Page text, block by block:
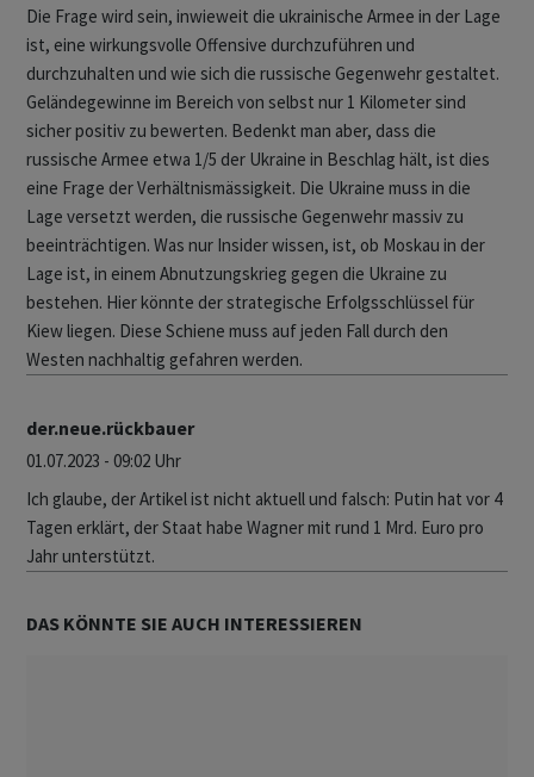
Die Frage wird sein, inwieweit die ukrainische Armee in der Lage
ist, eine wirkungsvolle Offensive durchzuführen und
durchzuhalten und wie sich die russische Gegenwehr gestaltet.
Geländegewinne im Bereich von selbst nur 1 Kilometer sind
sicher positiv zu bewerten. Bedenkt man aber, dass die
russische Armee etwa 1/5 der Ukraine in Beschlag hält, ist dies
eine Frage der Verhältnismässigkeit. Die Ukraine muss in die
Lage versetzt werden, die russische Gegenwehr massiv zu
beeinträchtigen. Was nur Insider wissen, ist, ob Moskau in der
Lage ist, in einem Abnutzungskrieg gegen die Ukraine zu
bestehen. Hier könnte der strategische Erfolgsschlüssel für
Kiew liegen. Diese Schiene muss auf jeden Fall durch den
Westen nachhaltig gefahren werden.
der.neue.rückbauer
01.07.2023 - 09:02 Uhr
Ich glaube, der Artikel ist nicht aktuell und falsch: Putin hat vor 4
Tagen erklärt, der Staat habe Wagner mit rund 1 Mrd. Euro pro
Jahr unterstützt.
DAS KÖNNTE SIE AUCH INTERESSIEREN